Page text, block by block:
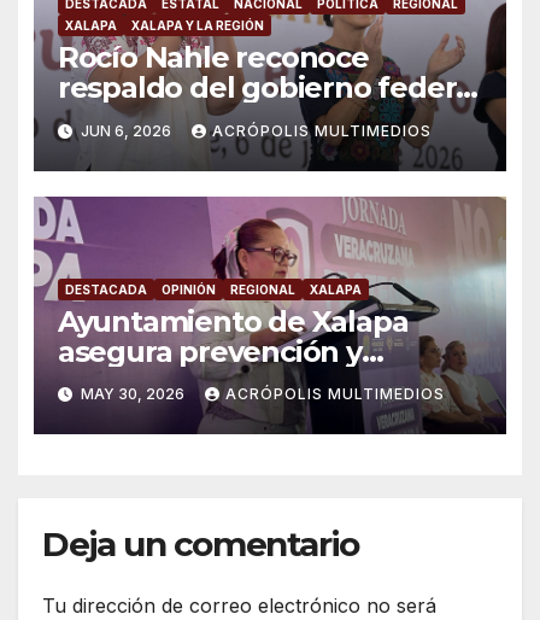
DESTACADA ESTATAL NACIONAL POLÍTICA
REGIONAL
XALAPA
XALAPA Y LA REGIÓN
Rocío Nahle reconoce
respaldo del gobierno federal
en beneficio de los jóvenes
JUN 6, 2026 ACRÓPOLIS MULTIMEDIOS
DESTACADA OPINIÓN REGIONAL XALAPA
Ayuntamiento de Xalapa
asegura prevención y
atención a violencia de
género
MAY 30, 2026 ACRÓPOLIS MULTIMEDIOS
Deja un comentario
Tu dirección de correo electrónico no será